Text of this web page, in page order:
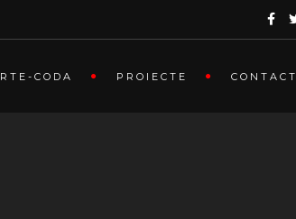
CODA PROIECTE CONTACT